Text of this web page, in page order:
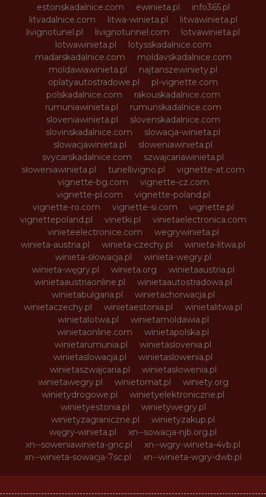
estonskadalnice.com
ewinieta.pl
info365.pl
litvadalnice.com
litwa-winieta.pl
litwawinieta.pl
livignotunel.pl
livignotunnel.com
lotvawinieta.pl
lotwawinieta.pl
lotysskadalnice.com
madarskadalnice.com
moldavskadalnice.com
moldawiawinieta.pl
najtanszewiniety.pl
oplatyautostradowe.pl
pl-vignette.com
polskadalnice.com
rakouskadalnice.com
rumuniawinieta.pl
rumunskadalnice.com
sloveniawinieta.pl
slovenskadalnice.com
slovinskadalnice.com
slowacja-winieta.pl
slowacjawinieta.pl
sloweniawinieta.pl
svycarskadalnice.com
szwajcariawinieta.pl
słoweniawinieta.pl
tunellivigno.pl
vignette-at.com
vignette-bg.com
vignette-cz.com
vignette-pl.com
vignette-poland.pl
vignette-ro.com
vignette-si.com
vignette.pl
vignettepoland.pl
vinetki.pl
vinietaelectronica.com
vinieteelectronice.com
wegrywinieta.pl
winieta-austria.pl
winieta-czechy.pl
winieta-litwa.pl
winieta-słowacja.pl
winieta-wegry.pl
winieta-węgry.pl
winieta.org
winietaaustria.pl
winietaaustriaonline.pl
winietaautostradowa.pl
winietabulgaria.pl
winietachorwacja.pl
winietaczechy.pl
winietaestonia.pl
winietalitwa.pl
winietalotwa.pl
winietamoldawia.pl
winietaonline.com
winietapolska.pl
winietarumunia.pl
winietaslovenia.pl
winietaslowacja.pl
winietaslowenia.pl
winietaszwajcaria.pl
winietasłowenia.pl
winietawegry.pl
winietomat.pl
winiety.org
winietydrogowe.pl
winietyelektroniczne.pl
winietyestonia.pl
winietywegry.pl
winietyzagraniczne.pl
winietyzakup.pl
węgry-winieta.pl
xn--sowacja-njb.org.pl
xn--soweniawinieta-gnc.pl
xn--wgry-winieta-4vb.pl
xn--winieta-sowacja-7sc.pl
xn--winieta-wgry-dwb.pl